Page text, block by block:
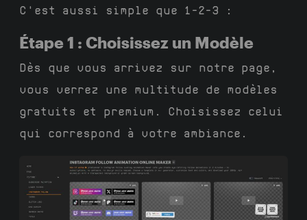
C'est aussi simple que 1-2-3 :
Étape 1 : Choisissez un Modèle
Dès que vous arrivez sur notre page,
vous verrez une multitude de modèles
gratuits et premium. Choisissez celui
qui correspond à votre ambiance.